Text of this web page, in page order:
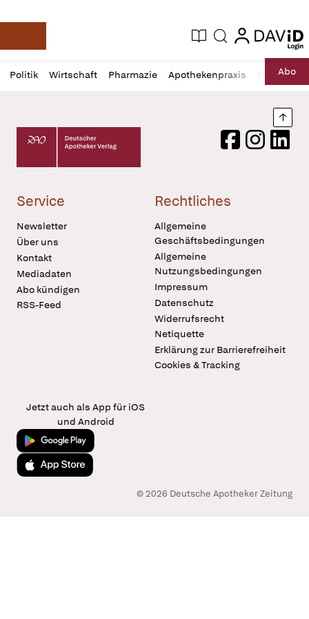
Deutsche Apotheker Zeitung
Aktuelle Ausgabe
Suche login
login
Politik Wirtschaft Pharmazie Apothekenpraxis RechtAbo
Profil
öffnen
Daz
Pur
Deutscher Apotheker Verlag Logo
FacebookInstagram
Service
Newsletter
Über uns
Kontakt
Mediadaten
Abo kündigen
RSS-Feed
Rechtliches
Allgemeine
Geschäftsbedingungen
Allgemeine
Nutzungsbedingungen
Impressum
Datenschutz
Widerrufsrecht
Netiquette
Erklärung zur Barrierefreiheit
Cookies & Tracking
Jetzt auch als App für iOS
und Android
Jetzt bei Google Play
Laden im App Store
© 2026 Deutsche Apotheker Zeitung